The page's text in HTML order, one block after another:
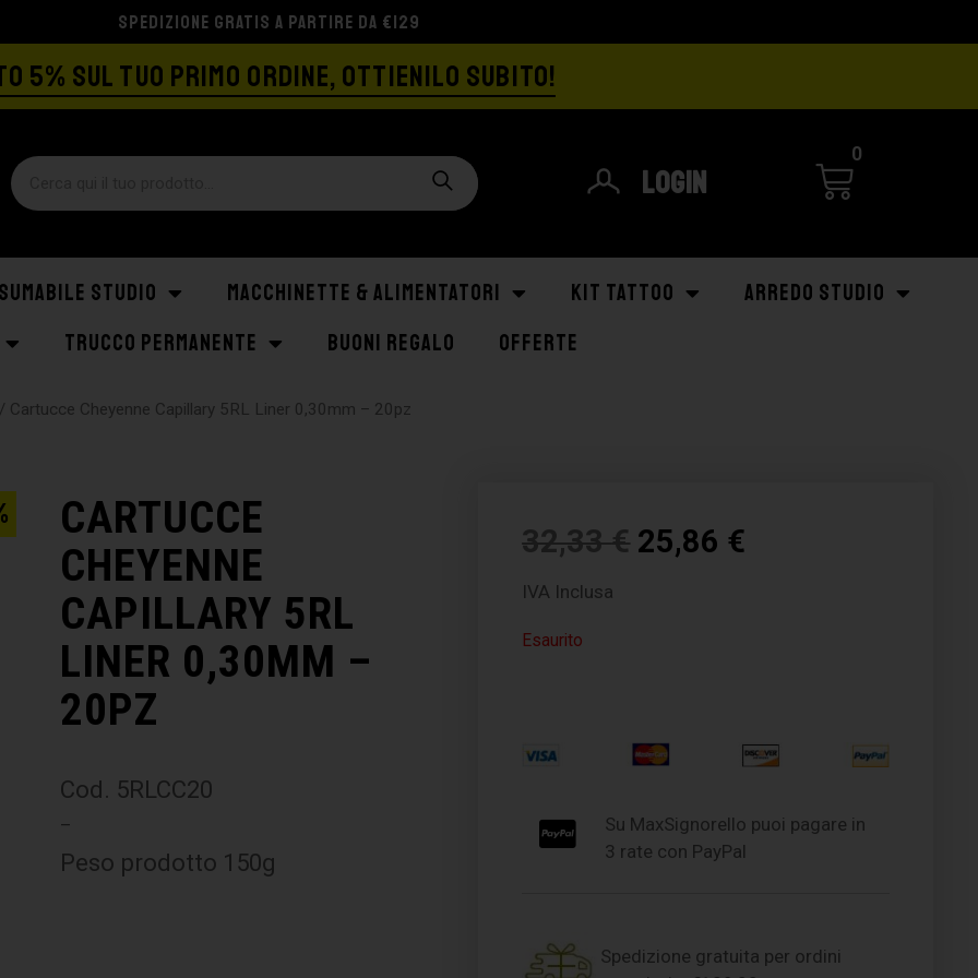
SPEDIZIONE GRATIS A PARTIRE DA €129
5% SUL TUO PRIMO ORDINE, OTTIENILO SUBITO!
Login
0
STUDIO MACCHINETTE & ALIMENTATORI KIT TATTOO
ARREDO STUDIO
TRUCCO PERMANENTE
BUONI REGALO OFFERTE
Cartucce Cheyenne Capillary 5RL Liner 0,30mm – 20pz
CARTUCCE
CHEYENNE
CAPILLARY 5RL
LINER 0,30MM –
20PZ
Cod. 5RLCC20
–
Peso prodotto 150g
32,33€ 25,86 €
IVA Inclusa
Esaurito
Su MaxSignorello puoi pagare in
3 rate con PayPal
Spedizione gratuita per ordini